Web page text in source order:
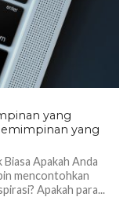
yang
yang
Apakah Anda
mencontohkan
Apakah para...